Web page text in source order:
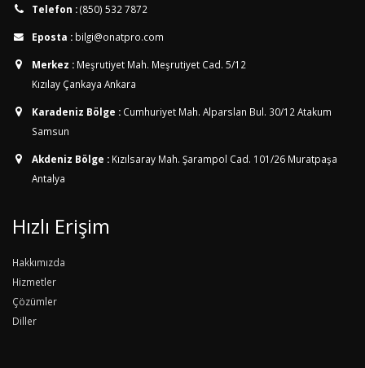
Telefon :(850) 532 7872
Eposta : bilgi@onatpro.com
Merkez : Meşrutiyet Mah. Meşrutiyet Cad. 5/12
Kızılay Çankaya Ankara
Karadeniz Bölge : Cumhuriyet Mah. Alparslan Bul. 30/12 Atakum
Samsun
Akdeniz Bölge : Kızılsaray Mah. Şarampol Cad. 101/26 Muratpaşa
Antalya
Hızlı Erişim
Hakkımızda
Hizmetler
Çözümler
Diller